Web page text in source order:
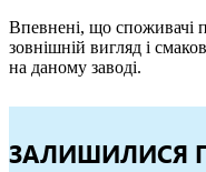
Впевнені, що споживачі
зовнішній вигляд і
на даному заводі.
ЗАЛИШИЛИСЯ